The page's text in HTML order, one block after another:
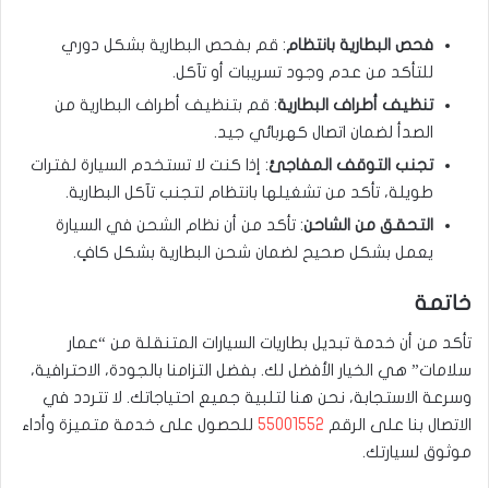
فحص البطارية بانتظام: قم بفحص البطارية بشكل دوري
للتأكد من عدم وجود تسريبات أو تآكل.
تنظيف أطراف البطارية: قم بتنظيف أطراف البطارية من
الصدأ لضمان اتصال كهربائي جيد.
تجنب التوقف المفاجئ: إذا كنت لا تستخدم السيارة لفترات
طويلة، تأكد من تشغيلها بانتظام لتجنب تآكل البطارية.
التحقق من الشاحن: تأكد من أن نظام الشحن في السيارة
يعمل بشكل صحيح لضمان شحن البطارية بشكل كافٍ.
خاتمة
تأكد من أن خدمة تبديل بطاريات السيارات المتنقلة من “عمار
سلامات” هي الخيار الأفضل لك. بفضل التزامنا بالجودة، الاحترافية،
وسرعة الاستجابة، نحن هنا لتلبية جميع احتياجاتك. لا تتردد في
الاتصال بنا على الرقم 55001552 للحصول على خدمة متميزة وأداء
موثوق لسيارتك.